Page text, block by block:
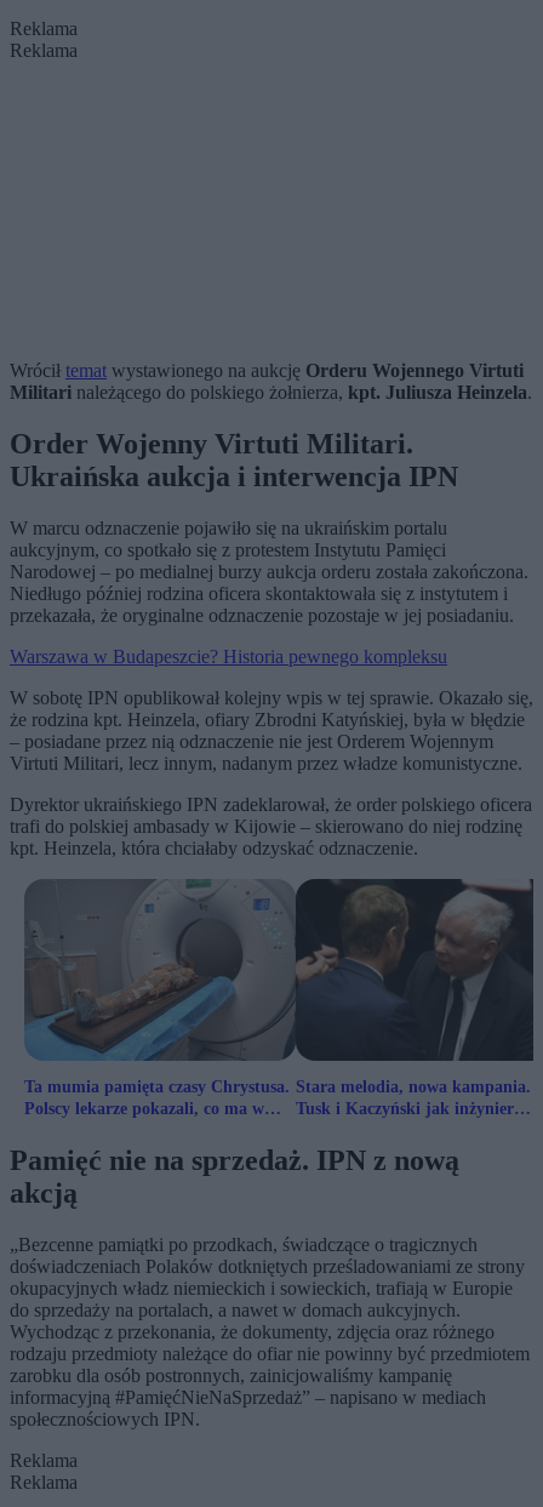
Reklama
Reklama
Wrócił temat wystawionego na aukcję Orderu Wojennego Virtuti
Militari należącego do polskiego żołnierza, kpt. Juliusza Heinzela.
Order Wojenny Virtuti Militari.
Ukraińska aukcja i interwencja IPN
W marcu odznaczenie pojawiło się na ukraińskim portalu
aukcyjnym, co spotkało się z protestem Instytutu Pamięci
Narodowej – po medialnej burzy aukcja orderu została zakończona.
Niedługo później rodzina oficera skontaktowała się z instytutem i
przekazała, że oryginalne odznaczenie pozostaje w jej posiadaniu.
Warszawa w Budapeszcie? Historia pewnego kompleksu
W sobotę IPN opublikował kolejny wpis w tej sprawie. Okazało się,
że rodzina kpt. Heinzela, ofiary Zbrodni Katyńskiej, była w błędzie
– posiadane przez nią odznaczenie nie jest Orderem Wojennym
Virtuti Militari, lecz innym, nadanym przez władze komunistyczne.
Dyrektor ukraińskiego IPN zadeklarował, że order polskiego oficera
trafi do polskiej ambasady w Kijowie – skierowano do niej rodzinę
kpt. Heinzela, która chciałaby odzyskać odznaczenie.
Ta mumia pamięta czasy Chrystusa.
Polscy lekarze pokazali, co ma w
Stara melodia, nowa kampania.
Tusk i Kaczyński jak inżynier
Pamięć nie na sprzedaż. IPN z nową
akcją
„Bezcenne pamiątki po przodkach, świadczące o tragicznych
doświadczeniach Polaków dotkniętych prześladowaniami ze strony
okupacyjnych władz niemieckich i sowieckich, trafiają w Europie
do sprzedaży na portalach, a nawet w domach aukcyjnych.
Wychodząc z przekonania, że dokumenty, zdjęcia oraz różnego
rodzaju przedmioty należące do ofiar nie powinny być przedmiotem
zarobku dla osób postronnych, zainicjowaliśmy kampanię
informacyjną #PamięćNieNaSprzedaż” – napisano w mediach
społecznościowych IPN.
Reklama
Reklama